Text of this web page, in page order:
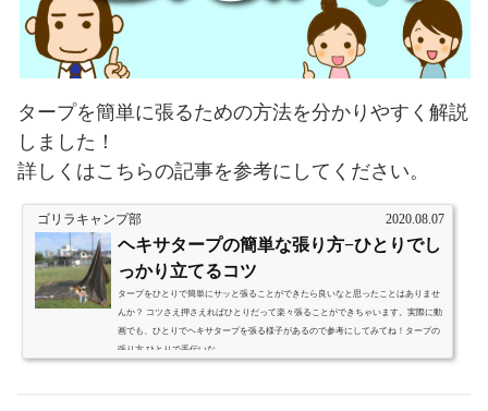
タープを簡単に張るための方法を分かりやすく解説
しました！
詳しくはこちらの記事を参考にしてください。
ゴリラキャンプ部 2020.08.07
ヘキサタープの簡単な張り方−ひとりでし
っかり立てるコツ
タープをひとりで簡単にサッと張ることができたら良いなと思ったことはありませ
んか？ コツさえ押さえればひとりだって楽々張ることができちゃいます。実際に動
画でも、ひとりでヘキサタープを張る様子があるので参考にしてみてね！タープの
張り方 ひとりで手伝いな...